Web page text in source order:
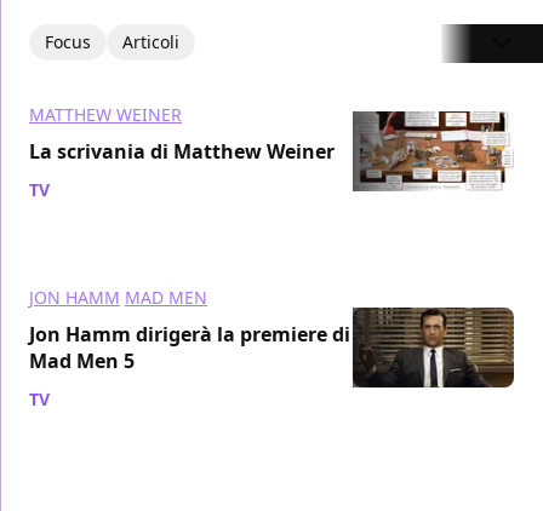
Focus Articoli
MATTHEW WEINER
La scrivania di Matthew Weiner
TV
JON HAMM MAD MEN
Jon Hamm dirigerà la premiere di
Mad Men 5
TV